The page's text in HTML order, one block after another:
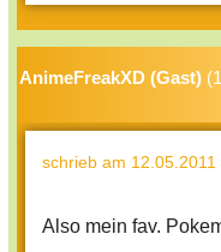
AnimeFreakXD (Gast)
schrieb am
Also mein fav.